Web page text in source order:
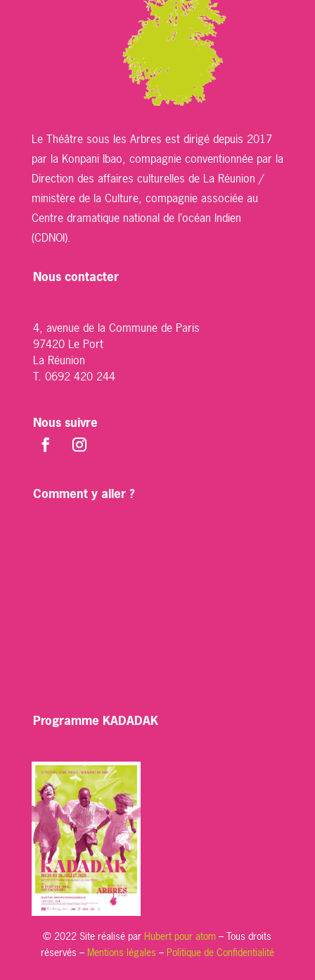
Le Théâtre sous les Arbres est dirigé depuis 2017
par la Konpani Ibao, compagnie conventionnée par la
Direction des affaires culturelles de La Réunion /
ministère de la Culture, compagnie associée au
Centre dramatique national de l’océan Indien
(CDNOI).
Nous contacter
4, avenue de la Commune de Paris
97420 Le Port
La Réunion
T. 0692 420 244
Nous suivre
Comment y aller ?
Programme KADADAK
© 2022 Site réalisé par Hubert pour atom – Tous droits
réservés – Mentions légales – Politique de Confidentialité